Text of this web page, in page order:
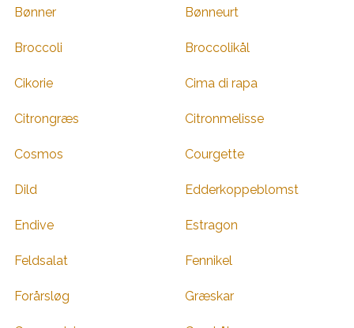
Bønner Bønneurt
Broccoli Broccolikål
Cikorie Cima di rapa
Citrongræs Citronmelisse
Cosmos Courgette
Dild Edderkoppeblomst
Endive Estragon
Feldsalat Fennikel
Forårsløg Græskar